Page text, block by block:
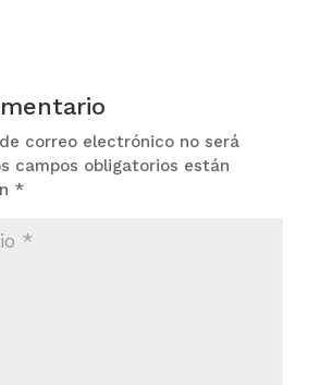
correo electrónico no será
campos obligatorios están
*